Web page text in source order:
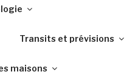
Transits et prévisions
maisons